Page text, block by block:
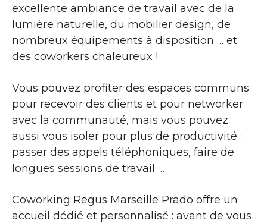
excellente ambiance de travail avec de la
lumière naturelle, du mobilier design, de
nombreux équipements à disposition … et
des coworkers chaleureux !
Vous pouvez profiter des espaces communs
pour recevoir des clients et pour networker
avec la communauté, mais vous pouvez
aussi vous isoler pour plus de productivité :
passer des appels téléphoniques, faire de
longues sessions de travail …
Coworking Regus Marseille Prado offre un
accueil dédié et personnalisé : avant de vous